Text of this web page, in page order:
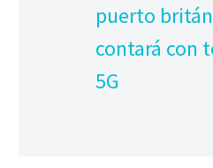
puerto
contará con
5G